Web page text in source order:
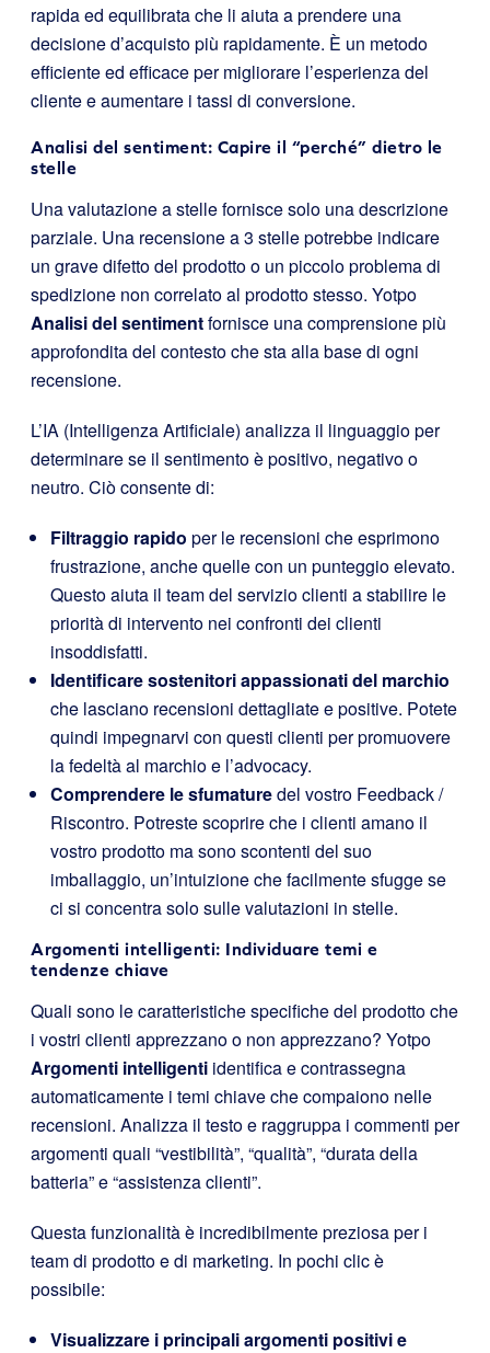
rapida ed equilibrata che li aiuta a prendere una
decisione d’acquisto più rapidamente. È un metodo
efficiente ed efficace per migliorare l’esperienza del
cliente e aumentare i tassi di conversione.
Analisi del sentiment: Capire il “perché” dietro le
stelle
Una valutazione a stelle fornisce solo una descrizione
parziale. Una recensione a 3 stelle potrebbe indicare
un grave difetto del prodotto o un piccolo problema di
spedizione non correlato al prodotto stesso. Yotpo
Analisi del sentimentfornisce una comprensione più
approfondita del contesto che sta alla base di ogni
recensione.
L’IA (Intelligenza Artificiale) analizza il linguaggio per
determinare se il sentimento è positivo, negativo o
neutro. Ciò consente di:
Filtraggio rapido per le recensioni che esprimono
frustrazione, anche quelle con un punteggio elevato.
Questo aiuta il team del servizio clienti a stabilire le
priorità di intervento nei confronti dei clienti
insoddisfatti.
Identificare sostenitori appassionati del marchio
che lasciano recensioni dettagliate e positive. Potete
quindi impegnarvi con questi clienti per promuovere
la fedeltà al marchio e l’advocacy.
Comprendere le sfumaturedel vostro Feedback /
Riscontro. Potreste scoprire che i clienti amano il
vostro prodotto ma sono scontenti del suo
imballaggio, un’intuizione che facilmente sfugge se
ci si concentra solo sulle valutazioni in stelle.
Argomenti intelligenti: Individuare temi e
tendenze chiave
Quali sono le caratteristiche specifiche del prodotto che
i vostri clienti apprezzano o non apprezzano? Yotpo
Argomenti intelligenti identifica e contrassegna
automaticamente i temi chiave che compaiono nelle
recensioni. Analizza il testo e raggruppa i commenti per
argomenti quali “vestibilità”, “qualità”, “durata della
batteria” e “assistenza clienti”.
Questa funzionalità è incredibilmente preziosa per i
team di prodotto e di marketing. In pochi clic è
possibile:
Visualizzare i principali argomenti positivi e